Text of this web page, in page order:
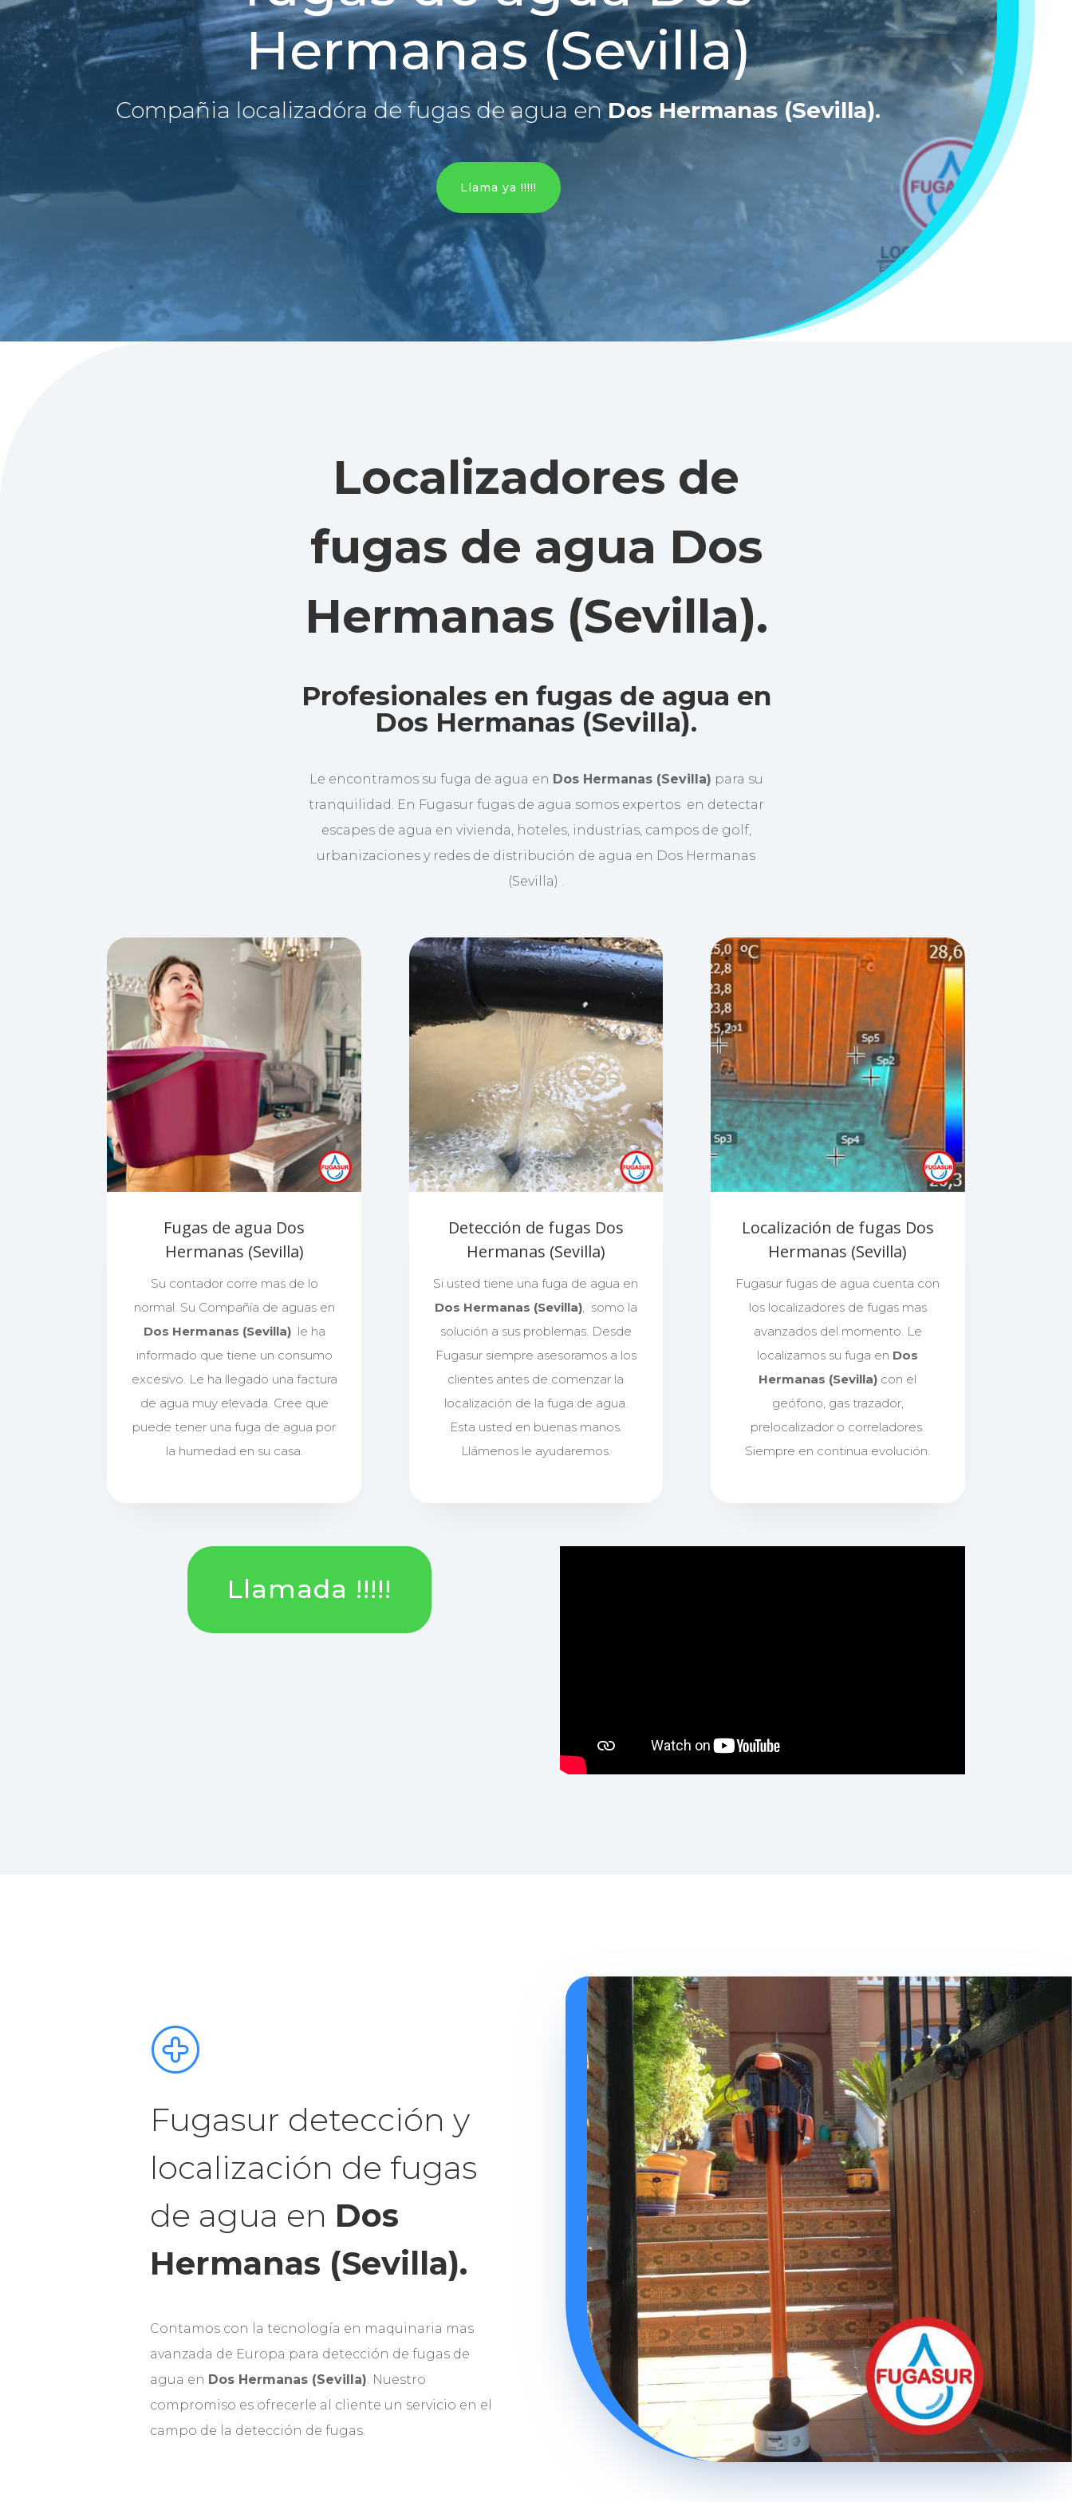
Hermanas (Sevilla)
Compañia localizadóra de fugas de agua enDos Hermanas (Sevilla).
Llama ya !!!!!
Localizadores de
fugas de agua Dos
Hermanas (Sevilla).
Profesionales en fugas de agua en
Dos Hermanas (Sevilla).
Le encontramos su fuga de agua en Dos Hermanas (Sevilla) para su
tranquilidad. En Fugasur fugas de agua somos expertos en detectar
escapes de agua en vivienda, hoteles, industrias, campos de golf,
urbanizaciones y redes de distribución de agua en Dos Hermanas
(Sevilla) .
Fugas de agua Dos
Hermanas (Sevilla)
Su contador corre mas de lo
normal. Su Compañía de aguas en
Dos Hermanas (Sevilla)le ha
informado que tiene un consumo
excesivo. Le ha llegado una factura
de agua muy elevada. Cree que
puede tener una fuga de agua por
la humedad en su casa.
Detección de fugas Dos
Hermanas (Sevilla)
Si usted tiene una fuga de agua en
Dos Hermanas (Sevilla), somo la
solución a sus problemas. Desde
Fugasur siempre asesoramos a los
clientes antes de comenzar la
localización de la fuga de agua.
Esta usted en buenas manos.
Llámenos le ayudaremos.
Localización de fugas Dos
Hermanas (Sevilla)
Fugasur fugas de agua cuenta con
los localizadores de fugas mas
avanzados del momento. Le
localizamos su fuga en Dos
Hermanas (Sevilla) con el
geófono, gas trazador,
prelocalizador o correladores.
Siempre en continua evolución.
Llamada !!!!!
Fugasur detección y
localización de fugas
de agua en Dos
Hermanas (Sevilla).
Contamos con la tecnología en maquinaria mas
avanzada de Europa para detección de fugas de
agua en Dos Hermanas (Sevilla). Nuestro
compromiso es ofrecerle al cliente un servicio en el
campo de la detección de fugas.